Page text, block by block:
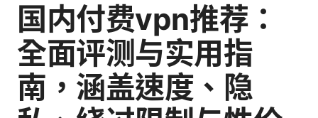
国内付费vpn推荐：
全面评测与实用指
南，涵盖速度、隐